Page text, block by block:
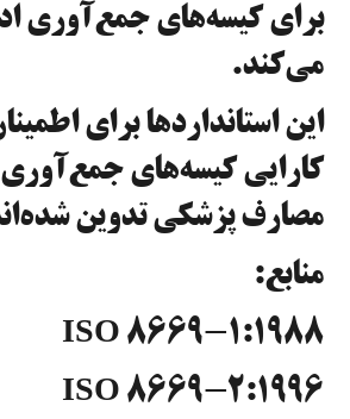
برای کیسه‌های جمع‌آوری
می‌کند.
این استانداردها برای
کارایی کیسه‌های جمع‌آوری
مصارف پزشکی تدوین
منابع:
ISO 8669-1:1988
ISO 8669-2:1996